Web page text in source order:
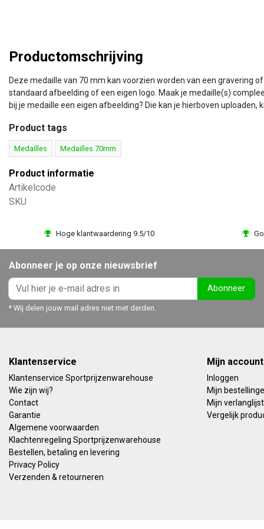
Productomschrijving
Deze medaille van 70 mm kan voorzien worden van een gravering
standaard afbeelding of een eigen logo. Maak je medaille(s)
bij je medaille een eigen afbeelding? Die kan je hierboven
Product tags
Medailles Medailles 70mm
Product informatie
Artikelcode
SKU
Hoge klantwaardering 9.5/10
Abonneer je op onze nieuwsbrief
Abonneer
* Wij delen jouw mail adres niet met derden.
Klantenservice
Klantenservice Sportprijzenwarehouse
Wie zijn wij?
Contact
Garantie
Algemene voorwaarden
Klachtenregeling Sportprijzenwarehouse
Bestellen, betaling en levering
Privacy Policy
Verzenden & retourneren
Mijn account
Inloggen
Mijn
Mijn verlanglijst
Vergelijk